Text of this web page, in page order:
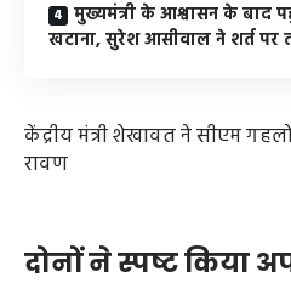
मुख्यमंत्री के आश्वासन के बाद
खटाना, सुरेश आसीवाल ने शर्त पर
केंद्रीय मंत्री शेखावत ने सीएम
रावण
दोनों ने स्पष्ट किया